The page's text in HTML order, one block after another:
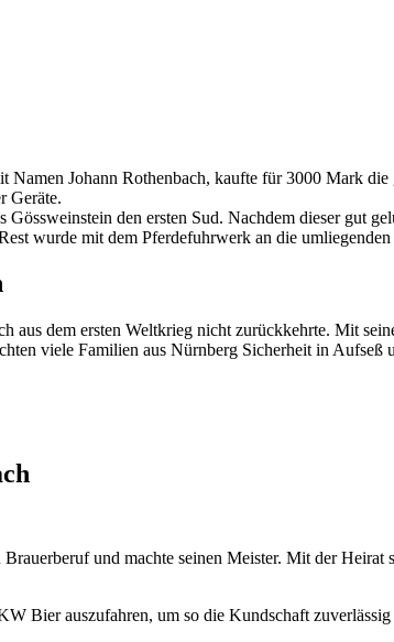
Johann Rothenbach, kaufte für 3000 Mark
Geräte.
den ersten Sud. Nachdem dieser gut
wurde mit dem Pferdefuhrwerk an die
aus dem ersten Weltkrieg nicht zurückkehrte. Mit
viele Familien aus Nürnberg Sicherheit in
und machte seinen Meister. Mit der
Bier auszufahren, um so die Kundschaft